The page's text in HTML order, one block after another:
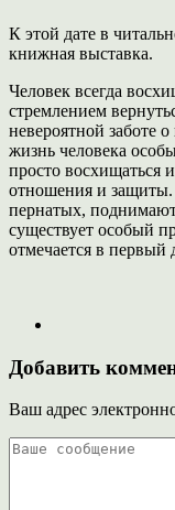
К этой дате в
книжная выставка.
Человек всегда
стремлением
невероятной заботе
жизнь человека
просто восхищаться
отношения и
пернатых,
существует особый
отмечается в первый
Добавить
Ваш адрес